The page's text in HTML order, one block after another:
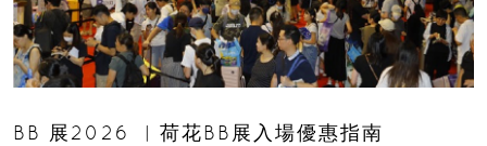
BB 展2026 ︳荷花BB展入場優惠指南